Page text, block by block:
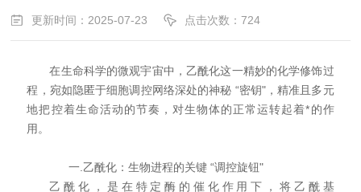
更新时间：2025-07-23 点击次数：724
在生命科学的微观宇宙中，乙酰化这一精妙的化学修饰过
程，宛如隐匿于细胞调控网络深处的神秘 “密钥"，精准且多元
地把控着生命活动的节奏，对生物体的正常运转起着*的作
用。
一.乙酰化：生物进程的关键 “调控旋钮"
乙酰化，是在特定酶的催化作用下，将乙酰基